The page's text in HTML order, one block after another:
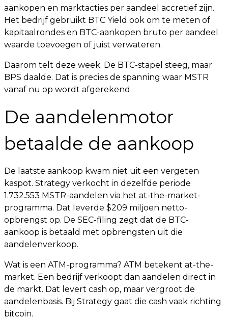
aankopen en marktacties per aandeel accretief zijn.
Het bedrijf gebruikt BTC Yield ook om te meten of
kapitaalrondes en BTC-aankopen bruto per aandeel
waarde toevoegen of juist verwateren.
Daarom telt deze week. De BTC-stapel steeg, maar
BPS daalde. Dat is precies de spanning waar MSTR
vanaf nu op wordt afgerekend.
De aandelenmotor
betaalde de aankoop
De laatste aankoop kwam niet uit een vergeten
kaspot. Strategy verkocht in dezelfde periode
1.732.553 MSTR-aandelen via het at-the-market-
programma. Dat leverde $209 miljoen netto-
opbrengst op. De SEC-filing zegt dat de BTC-
aankoop is betaald met opbrengsten uit die
aandelenverkoop.
Wat is een ATM-programma? ATM betekent at-the-
market. Een bedrijf verkoopt dan aandelen direct in
de markt. Dat levert cash op, maar vergroot de
aandelenbasis. Bij Strategy gaat die cash vaak richting
bitcoin.